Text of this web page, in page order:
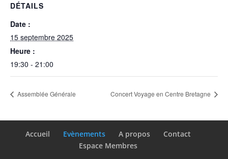
DÉTAILS
Date :
15 septembre 2025
Heure :
19:30 - 21:00
Assemblée Générale Concert Voyage en Centre Bretagne
Accueil Evènements A propos
Contact
Espace Membres